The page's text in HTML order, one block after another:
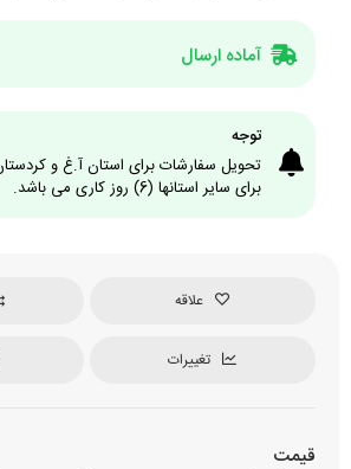
آماده ارسال
توجه
برای سایر استانها (6) روز کاری می باشد.
علاقه
تغییرات
قیمت